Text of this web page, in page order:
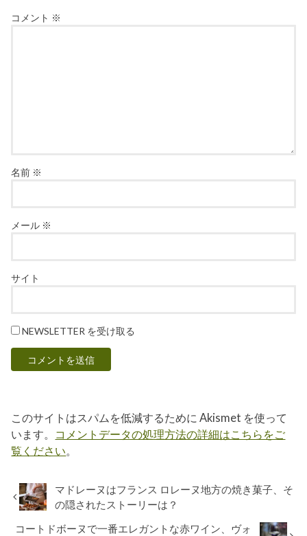
コメント ※
名前 ※
メール ※
サイト
NEWSLETTER を受け取る
このサイトはスパムを低減するために Akismet を使って
います。 コメントデータの処理方法の詳細はこちらをご
覧ください。
マドレーヌはフランス ロレーヌ地方の焼き菓子、そ
の隠されたストーリーは？
コートドボーヌで一番エレガントな赤ワイン、ヴォ